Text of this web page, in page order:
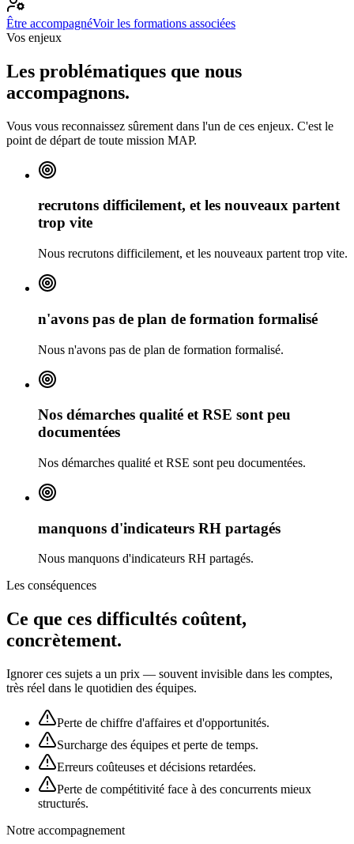
Être accompagnéVoir les formations associées
Vos enjeux
Les problématiques que nous
accompagnons.
Vous vous reconnaissez sûrement dans l'un de ces enjeux. C'est le
point de départ de toute mission MAP.
recrutons difficilement, et les nouveaux partent
trop vite
Nous recrutons difficilement, et les nouveaux partent trop vite.
n'avons pas de plan de formation formalisé
Nous n'avons pas de plan de formation formalisé.
Nos démarches qualité et RSE sont peu
documentées
Nos démarches qualité et RSE sont peu documentées.
manquons d'indicateurs RH partagés
Nous manquons d'indicateurs RH partagés.
Les conséquences
Ce que ces difficultés coûtent,
concrètement.
Ignorer ces sujets a un prix — souvent invisible dans les comptes,
très réel dans le quotidien des équipes.
Perte de chiffre d'affaires et d'opportunités.
Surcharge des équipes et perte de temps.
Erreurs coûteuses et décisions retardées.
Perte de compétitivité face à des concurrents mieux
structurés.
Notre accompagnement